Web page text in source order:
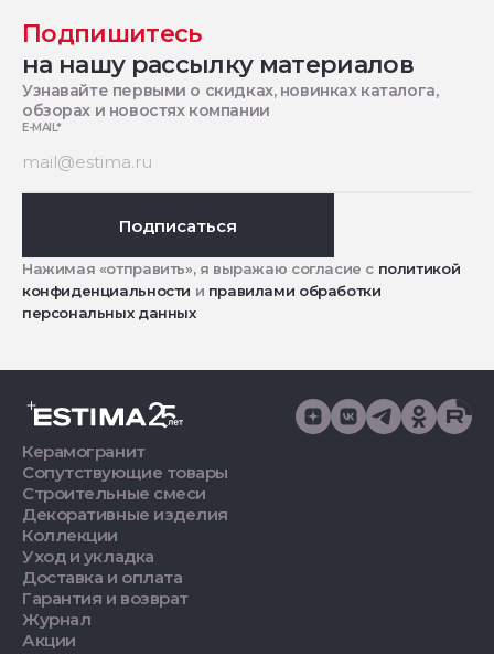
Подпишитесь
на нашу рассылку материалов
Узнавайте первыми о скидках, новинках каталога,
обзорах и новостях компании
E-MAIL*
Подписаться
Нажимая «отправить», я выражаю согласие с политикой
конфиденциальности и правилами обработки
персональных данных
Керамогранит
Сопутствующие товары
Строительные смеси
Декоративные изделия
Коллекции
Уход и укладка
Доставка и оплата
Гарантия и возврат
Журнал
Акции